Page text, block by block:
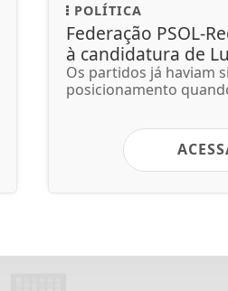
POLÍTICA
Federação PSOL-
à candidatura de
Os partidos já haviam
posicionamento